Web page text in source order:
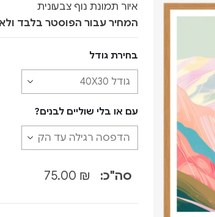
איור תמונת נוף צבעונית
המחיר עבור הפוסטר בלבד
בחירת גודל
עם או בלי שוליים לבנים?
סה"כ: ₪